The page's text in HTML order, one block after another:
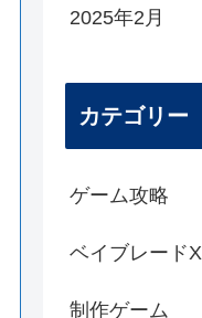
2025年2月
カテゴリー
ゲーム攻略
ベイブレードX
制作ゲーム